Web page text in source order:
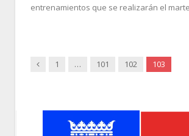
entrenamientos que se realizarán el
Anterior
1 … 101 102 103